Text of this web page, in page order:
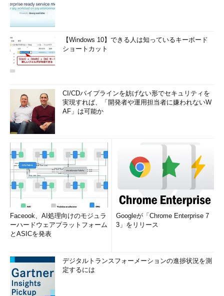
【Windows 10】できる人は知っているキーボード
ショートカット
CI/CDパイプラインを妨げない形でセキュリティを
実現すれば、「開発者や運用担当者に嫌われないW
AF」は可能か
Faceook、AI処理向けのモジュラ
ーハードウェアプラットフォーム
とASICを発表
Googleが「Chrome Enterprise 7
3」をリリース
デジタルトランスフォーメーションの進捗状況を測
定するには